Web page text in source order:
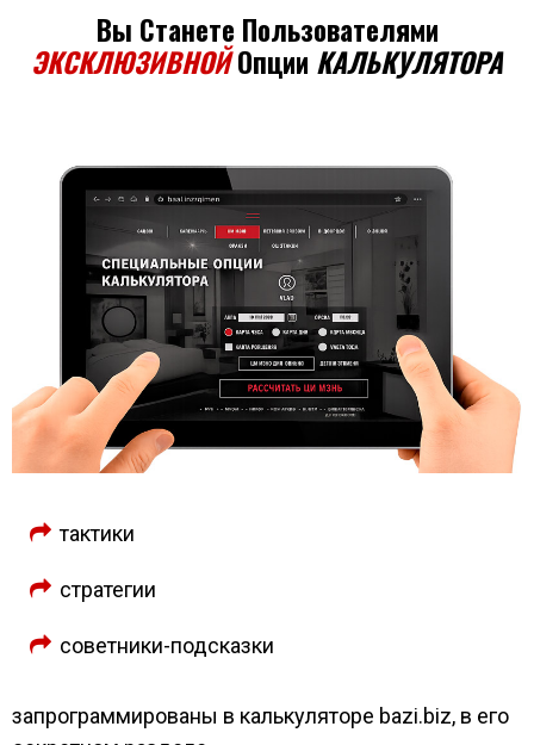
Вы Станете Пользователями
ЭКСКЛЮЗИВНОЙОпции КАЛЬКУЛЯТОРА
тактики
стратегии
советники-подсказки
запрограммированы в калькуляторе bazi.biz, в его